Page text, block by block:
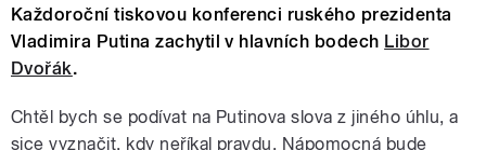
Každoroční tiskovou konferenci ruského prezidenta
Vladimira Putina zachytil v hlavních bodech Libor
Dvořák.
Chtěl bych se podívat na Putinova slova z jiného úhlu, a
sice vyznačit, kdy neříkal pravdu. Nápomocná bude